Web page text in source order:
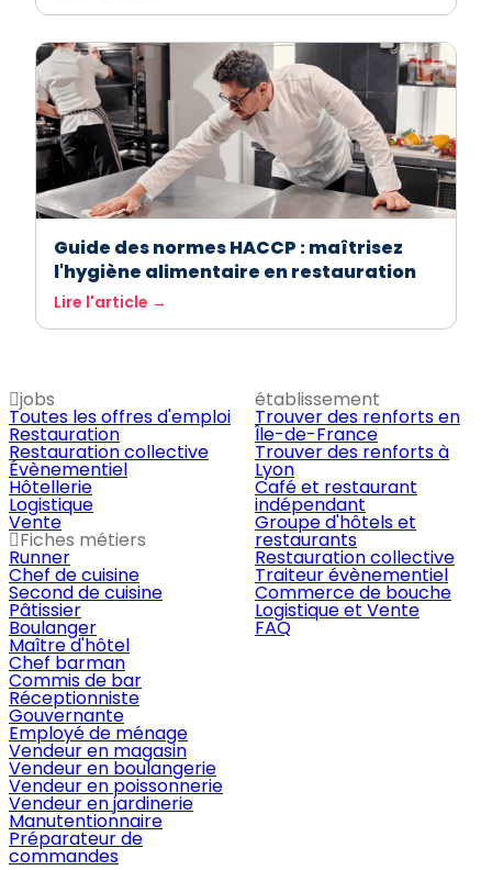
Guide des normes HACCP : maîtrisez
l'hygiène alimentaire en restauration
Lire l'article →
jobs
Toutes les offres d'emploi
Restauration
Restauration collective
Évènementiel
Hôtellerie
Logistique
Vente
Fiches métiers
Runner
Chef de cuisine
Second de cuisine
Pâtissier
Boulanger
Maître d'hôtel
Chef barman
Commis de bar
Réceptionniste
Gouvernante
Employé de ménage
Vendeur en magasin
Vendeur en boulangerie
Vendeur en poissonnerie
Vendeur en jardinerie
Manutentionnaire
Préparateur de
commandes
établissement
Trouver des renforts en
Île-de-France
Trouver des renforts à
Lyon
Café et restaurant
indépendant
Groupe d'hôtels et
restaurants
Restauration collective
Traiteur évènementiel
Commerce de bouche
Logistique et Vente
FAQ